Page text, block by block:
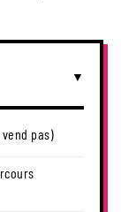
pas)